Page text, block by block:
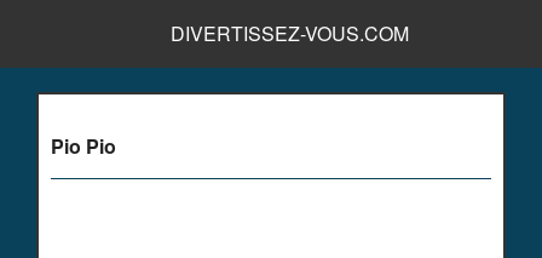
DIVERTISSEZ-VOUS.COM
Pio Pio